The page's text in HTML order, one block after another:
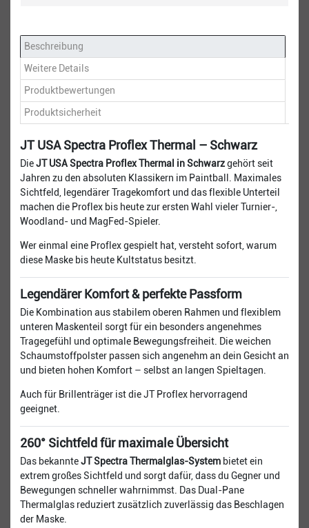
Beschreibung
Weitere Details
Produktbewertungen
Produktsicherheit
JT USA Spectra Proflex Thermal – Schwarz
DieJT USA Spectra Proflex Thermal in Schwarzgehört seit
Jahren zu den absoluten Klassikern im Paintball. Maximales
Sichtfeld, legendärer Tragekomfort und das flexible Unterteil
machen die Proflex bis heute zur ersten Wahl vieler Turnier-,
Woodland- und MagFed-Spieler.
Wer einmal eine Proflex gespielt hat, versteht sofort, warum
diese Maske bis heute Kultstatus besitzt.
Legendärer Komfort & perfekte Passform
Die Kombination aus stabilem oberen Rahmen und flexiblem
unteren Maskenteil sorgt für ein besonders angenehmes
Tragegefühl und optimale Bewegungsfreiheit. Die weichen
Schaumstoffpolster passen sich angenehm an dein Gesicht an
und bieten hohen Komfort – selbst an langen Spieltagen.
Auch für Brillenträger ist die JT Proflex hervorragend
geeignet.
260° Sichtfeld für maximale Übersicht
Das bekannteJT Spectra Thermalglas-System bietet ein
extrem großes Sichtfeld und sorgt dafür, dass du Gegner und
Bewegungen schneller wahrnimmst. Das Dual-Pane
Thermalglas reduziert zusätzlich zuverlässig das Beschlagen
der Maske.